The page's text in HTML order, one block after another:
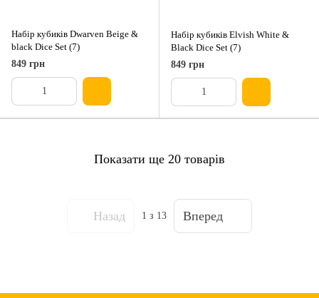
Набір кубиків Dwarven Beige &
black Dice Set (7)
849 грн
Набір кубиків Elvish White &
Black Dice Set (7)
849 грн
Показати ще 20 товарів
Назад 1 з 13 Вперед